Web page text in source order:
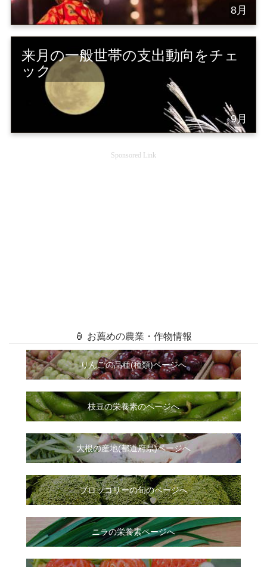
8月
来月の一般世帯の支出動向をチェ
ック
9月
Sponsored Link
🏮 お薦めの農業・作物情報
りんごの品種(種類)ページへ
枝豆の栄養素のページへ
大根の産地(都道府県)ページへ
ブロッコリーの旬のページへ
ニラの栄養素ページへ